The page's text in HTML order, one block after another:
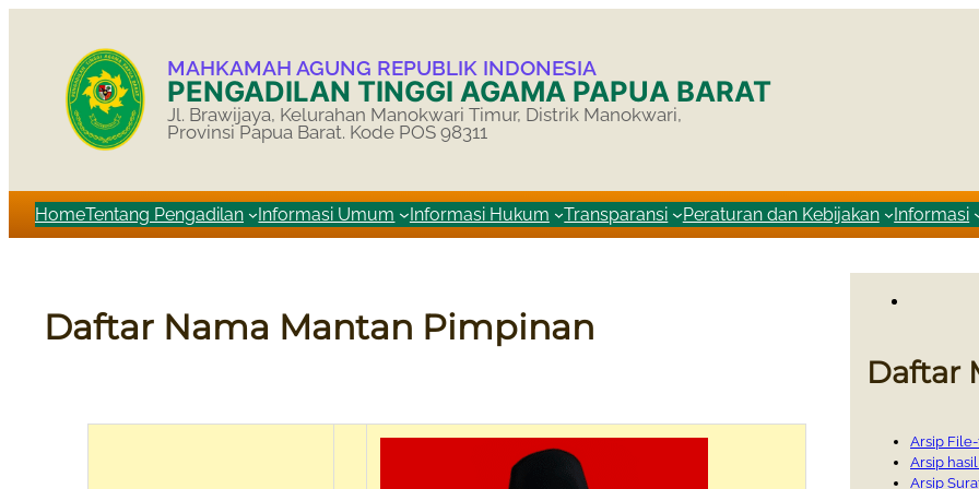
MAHKAMAH AGUNG REPUBLIK INDONESIA
PENGADILAN TINGGI AGAMA PAPUA BARAT
Jl. Brawijaya, Kelurahan Manokwari Timur, Distrik Manokwari,
Provinsi Papua Barat. Kode POS 98311
HomeTentang Pengadilan Informasi Umum Informasi Hukum Transparansi Peraturan dan Kebijakan Informasi
Daftar Nama Mantan Pimpinan
Daftar
Arsip
Arsip
Arsip